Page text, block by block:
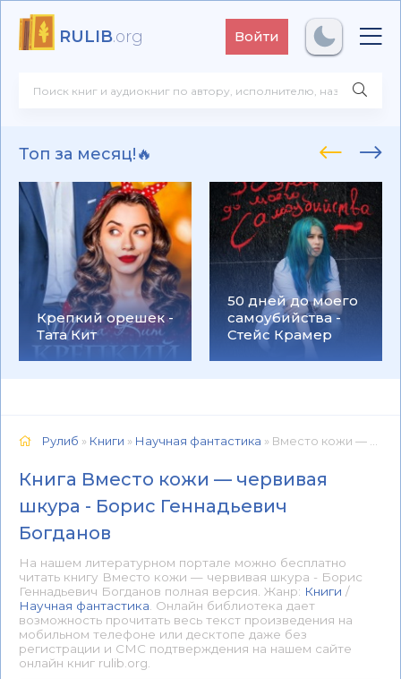
RULIB.org Войти
Топ за месяц!🔥
Крепкий орешек -
Тата Кит
50 дней до моего
самоубийства -
Стейс Крамер
Рулиб » Книги » Научная фантастика » Вместо кожи — червивая шкура - Борис Геннадьевич Богданов 📕 - Книга онлайн бесплатно
Книга Вместо кожи — червивая
шкура - Борис Геннадьевич
Богданов
На нашем литературном портале можно бесплатно
читать книгу Вместо кожи — червивая шкура - Борис
Геннадьевич Богданов полная версия. Жанр: Книги /
Научная фантастика . Онлайн библиотека дает
возможность прочитать весь текст произведения на
мобильном телефоне или десктопе даже без
регистрации и СМС подтверждения на нашем сайте
онлайн книг rulib.org.